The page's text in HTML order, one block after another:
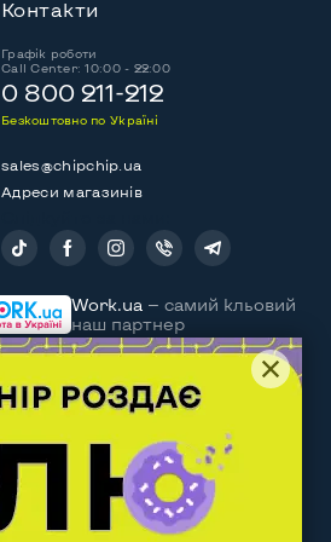
Контакти
Графік роботи
Call Center: 10:00 - 22:00
0 800 211-212
Безкоштовно по Україні
sales@chipchip.ua
Адреси магазинів
Work.ua — самий кльовий
наш партнер